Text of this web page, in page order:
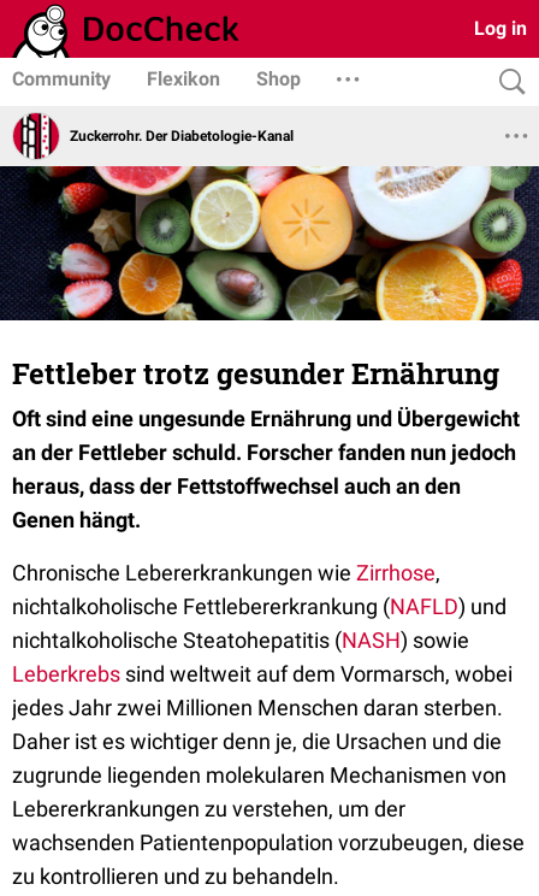
Log in
Community Flexikon Shop
Zuckerrohr. Der Diabetologie-Kanal
Fettleber trotz gesunder Ernährung
Oft sind eine ungesunde Ernährung und Übergewicht
an der Fettleber schuld. Forscher fanden nun jedoch
heraus, dass der Fettstoffwechsel auch an den
Genen hängt.
Chronische Lebererkrankungen wie Zirrhose,
nichtalkoholische Fettlebererkrankung (NAFLD) und
nichtalkoholische Steatohepatitis (NASH) sowie
Leberkrebs sind weltweit auf dem Vormarsch, wobei
jedes Jahr zwei Millionen Menschen daran sterben.
Daher ist es wichtiger denn je, die Ursachen und die
zugrunde liegenden molekularen Mechanismen von
Lebererkrankungen zu verstehen, um der
wachsenden Patientenpopulation vorzubeugen, diese
zu kontrollieren und zu behandeln.